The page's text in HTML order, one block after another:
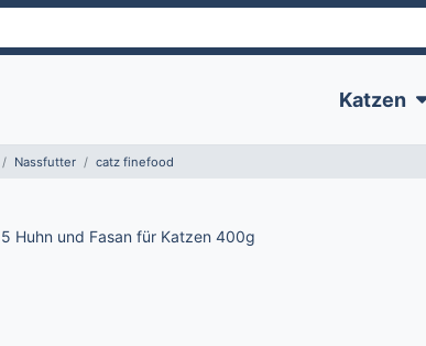
Katzen
Nassfutter catz finefood